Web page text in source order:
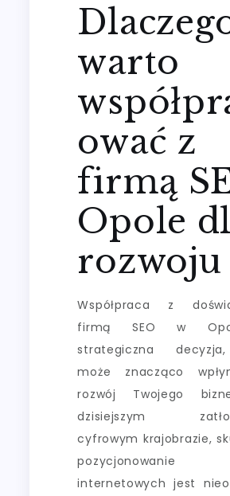
warto
ować z
firmą
Opole
rozwoju
Współpraca z
firmą SEO w
strategiczna
może znacząco
rozwój Twojego
dzisiejszym
cyfrowym krajobrazie,
pozycjonowanie
internetowych jest